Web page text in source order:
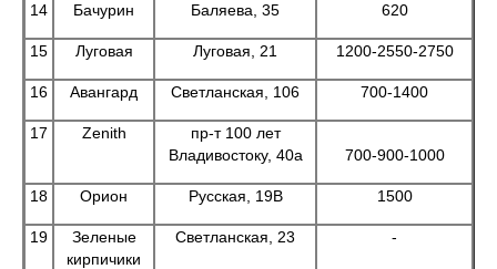
14 Бачурин Баляева, 35 620
15 Луговая Луговая, 21 1200-2550-2750
16 Авангард Светланская, 106 700-1400
17 Zenith
пр-т 100 лет
Владивостоку, 40а
700-900-1000
18 Орион Русская, 19В 1500
19
Зеленые
кирпичики
Светланская, 23 -